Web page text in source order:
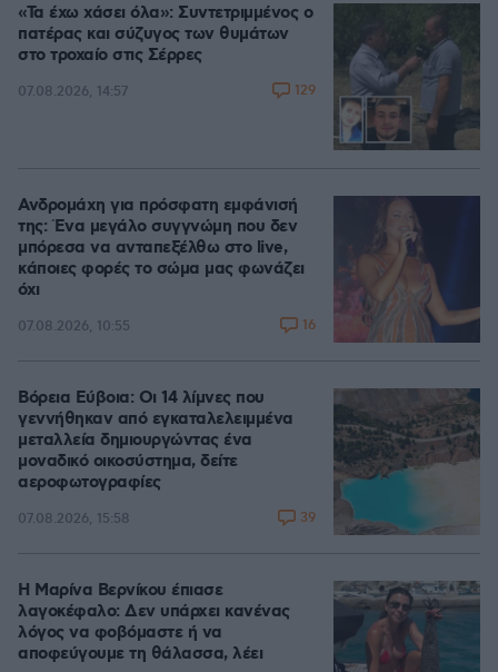
«Τα έχω χάσει όλα»: Συντετριμμένος ο
πατέρας και σύζυγος των θυμάτων
στο τροχαίο στις Σέρρες
07.08.2026, 14:57 129
Ανδρομάχη για πρόσφατη εμφάνισή
της: Ένα μεγάλο συγγνώμη που δεν
μπόρεσα να ανταπεξέλθω στο live,
κάποιες φορές το σώμα μας φωνάζει
όχι
07.08.2026, 10:55 16
Βόρεια Εύβοια: Οι 14 λίμνες που
γεννήθηκαν από εγκαταλελειμμένα
μεταλλεία δημιουργώντας ένα
μοναδικό οικοσύστημα, δείτε
αεροφωτογραφίες
07.08.2026, 15:58 39
Η Μαρίνα Βερνίκου έπιασε
λαγοκέφαλο: Δεν υπάρχει κανένας
λόγος να φοβόμαστε ή να
αποφεύγουμε τη θάλασσα, λέει